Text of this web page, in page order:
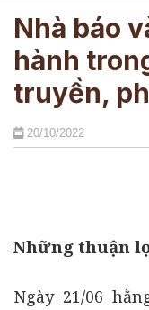
Nhà báo
hành
truyền,
20/10/2022
Những thuận
Ngày 21/06